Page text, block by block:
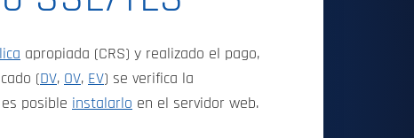
apropiada (CRS) y realizado el pago,
(DV, OV, EV) se verifica la
posible instalarlo en el servidor web.